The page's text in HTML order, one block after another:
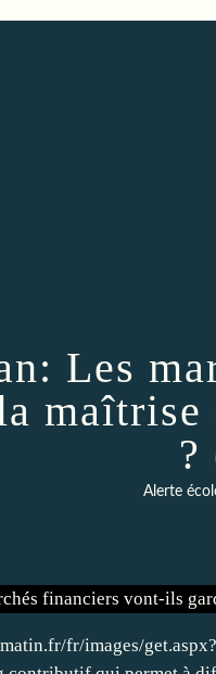
Les
?
Alerte
fr/images/